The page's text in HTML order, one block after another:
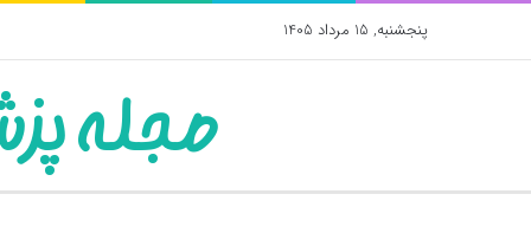
پنجشنبه, 15 مرداد 1405
مجله